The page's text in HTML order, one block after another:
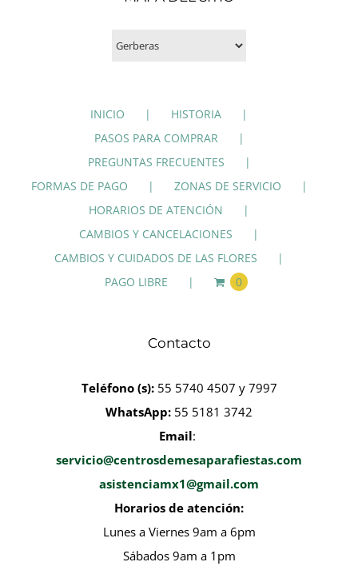
INICIO
HISTORIA
PASOS PARA COMPRAR
PREGUNTAS FRECUENTES
FORMAS DE PAGO
ZONAS DE SERVICIO
HORARIOS DE ATENCIÓN
CAMBIOS Y CANCELACIONES
CAMBIOS Y CUIDADOS DE LAS FLORES
PAGO LIBRE
0
Contacto
Teléfono (s):55 5740 4507 y 7997
WhatsApp: 55 5181 3742
Email:
servicio@centrosdemesaparafiestas.com
asistenciamx1@gmail.com
Horarios de atención:
Lunes a Viernes 9am a 6pm
Sábados 9am a 1pm